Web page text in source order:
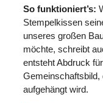
So funktioniert’s:
Stempelkissen
unseres großen
möchte, schreibt
entsteht Abdruck
Gemeinschaftsbild,
aufgehängt wird.